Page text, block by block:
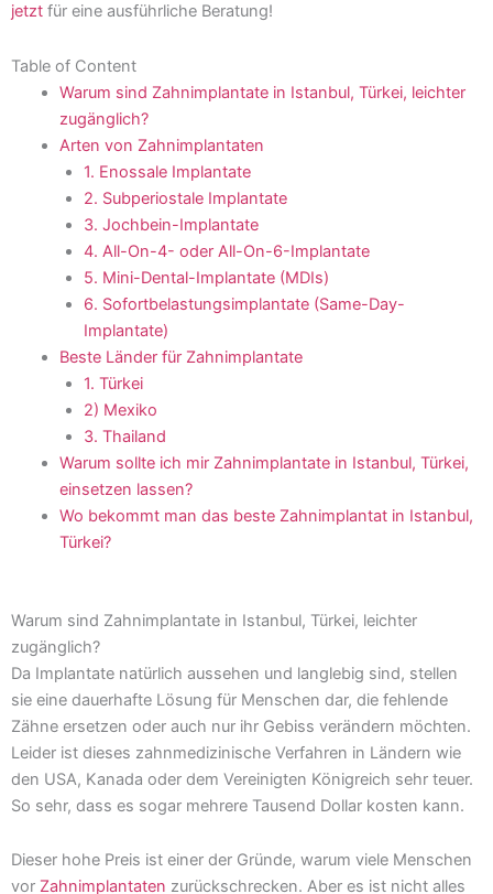
jetzt für eine ausführliche Beratung!
Table of Content
Warum sind Zahnimplantate in Istanbul, Türkei, leichter
zugänglich?
Arten von Zahnimplantaten
1. Enossale Implantate
2. Subperiostale Implantate
3. Jochbein-Implantate
4. All-On-4- oder All-On-6-Implantate
5. Mini-Dental-Implantate (MDIs)
6. Sofortbelastungsimplantate (Same-Day-
Implantate)
Beste Länder für Zahnimplantate
1. Türkei
2) Mexiko
3. Thailand
Warum sollte ich mir Zahnimplantate in Istanbul, Türkei,
einsetzen lassen?
Wo bekommt man das beste Zahnimplantat in Istanbul,
Türkei?
Warum sind Zahnimplantate in Istanbul, Türkei, leichter
zugänglich?
Da Implantate natürlich aussehen und langlebig sind, stellen
sie eine dauerhafte Lösung für Menschen dar, die fehlende
Zähne ersetzen oder auch nur ihr Gebiss verändern möchten.
Leider ist dieses zahnmedizinische Verfahren in Ländern wie
den USA, Kanada oder dem Vereinigten Königreich sehr teuer.
So sehr, dass es sogar mehrere Tausend Dollar kosten kann.
Dieser hohe Preis ist einer der Gründe, warum viele Menschen
vor Zahnimplantaten zurückschrecken. Aber es ist nicht alles